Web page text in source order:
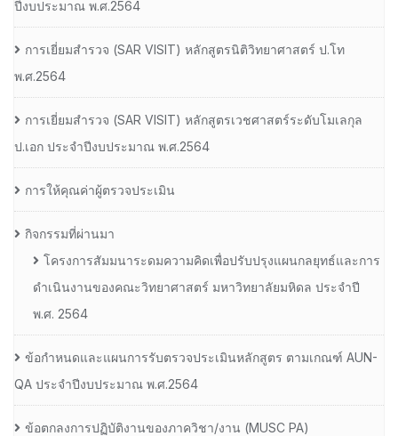
ปีงบประมาณ พ.ศ.2564
การเยี่ยมสํารวจ (SAR VISIT) หลักสูตรนิติวิทยาศาสตร์ ป.โท
พ.ศ.2564
การเยี่ยมสํารวจ (SAR VISIT) หลักสูตรเวชศาสตร์ระดับโมเลกุล
ป.เอก ประจําปีงบประมาณ พ.ศ.2564
การให้คุณค่าผู้ตรวจประเมิน
กิจกรรมที่ผ่านมา
โครงการสัมมนาระดมความคิดเพื่อปรับปรุงแผนกลยุทธ์และการ
ดำเนินงานของคณะวิทยาศาสตร์ มหาวิทยาลัยมหิดล ประจำปี
พ.ศ. 2564
ข้อกำหนดและแผนการรับตรวจประเมินหลักสูตร ตามเกณฑ์ AUN-
QA ประจำปีงบประมาณ พ.ศ.2564
ข้อตกลงการปฏิบัติงานของภาควิชา/งาน (MUSC PA)